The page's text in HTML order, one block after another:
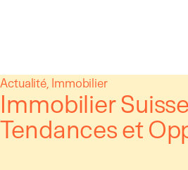
Aller
au
contenu
Actualité Immobilier
Immobilier
Tendances et